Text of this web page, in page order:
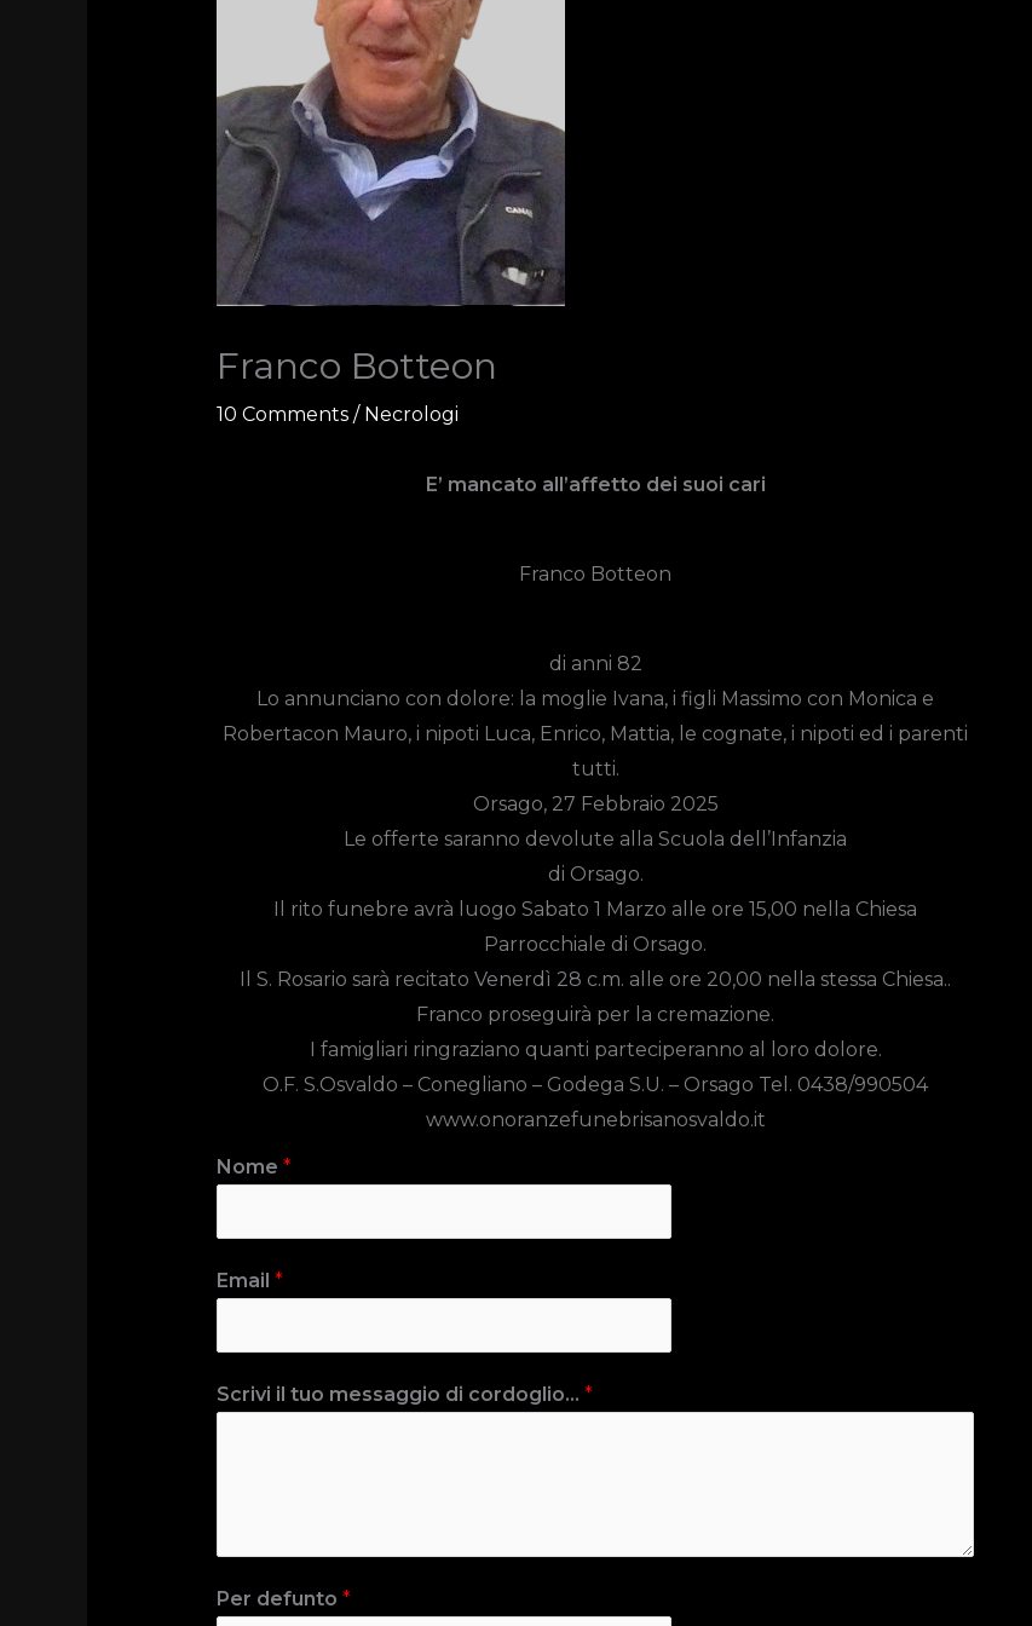
Franco Botteon
10 Comments / Necrologi
E’ mancato all’affetto dei suoi cari
Franco Botteon
di anni 82
Lo annunciano con dolore: la moglie Ivana, i figli Massimo con Monica e
Robertacon Mauro, i nipoti Luca, Enrico, Mattia, le cognate, i nipoti ed i parenti
tutti.
Orsago, 27 Febbraio 2025
Le offerte saranno devolute alla Scuola dell’Infanzia
di Orsago.
Il rito funebre avrà luogo Sabato 1 Marzo alle ore 15,00 nella Chiesa
Parrocchiale di Orsago.
Il S. Rosario sarà recitato Venerdì 28 c.m. alle ore 20,00 nella stessa Chiesa..
Franco proseguirà per la cremazione.
I famigliari ringraziano quanti parteciperanno al loro dolore.
O.F. S.Osvaldo – Conegliano – Godega S.U. – Orsago Tel. 0438/990504
www.onoranzefunebrisanosvaldo.it
Nome *
Email *
Scrivi il tuo messaggio di cordoglio... *
Per defunto *